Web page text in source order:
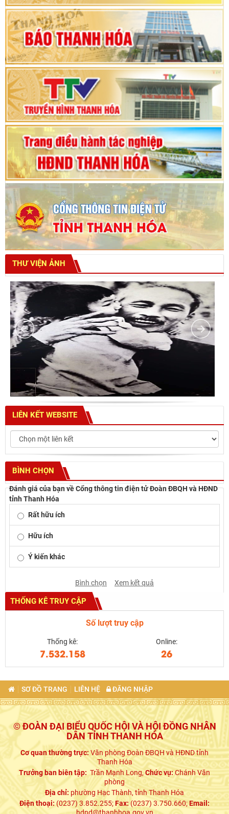
Khai mạc Kỳ họp bất thường lần thứ 9, Quốc
hội khóa XV
Phiên thảo luận Kỳ họp thứ 24, HĐND tỉnh
Thanh Hóa khóa XVIII, nhiệm kỳ 2021 - 2026
Bế mạc Kỳ họp thứ hai bốn, Hội đồng nhân dân
tỉnh khoá XVIII
THƯ VIỆN ẢNH
LIÊN KẾT WEBSITE
BÌNH CHỌN
Đánh giá của bạn về Cổng thông tin điện tử Đoàn ĐBQH và HĐND
tỉnh Thanh Hóa
Rất hữu ích
Hữu ích
Ý kiến khác
Bình chọn Xem kết quả
THỐNG KÊ TRUY CẬP
Số lượt truy cập
Thống kê:
7.532.158
Online:
26
SƠ ĐỒ TRANG LIÊN HỆ ĐĂNG NHẬP
© ĐOÀN ĐẠI BIỂU QUỐC HỘI VÀ HỘI ĐỒNG NHÂN
DÂN TỈNH THANH HÓA
Cơ quan thường trực:Văn phòng Đoàn ĐBQH và HĐND tỉnh
Thanh Hóa
Trưởng ban biên tập: Trần Mạnh Long,Chức vụ:Chánh Văn
phòng
Địa chỉ: phường Hạc Thành, tỉnh Thanh Hóa
Điện thoại: (0237) 3.852.255;Fax:(0237) 3.750.660;Email:
hdnd@thanhhoa.gov.vn